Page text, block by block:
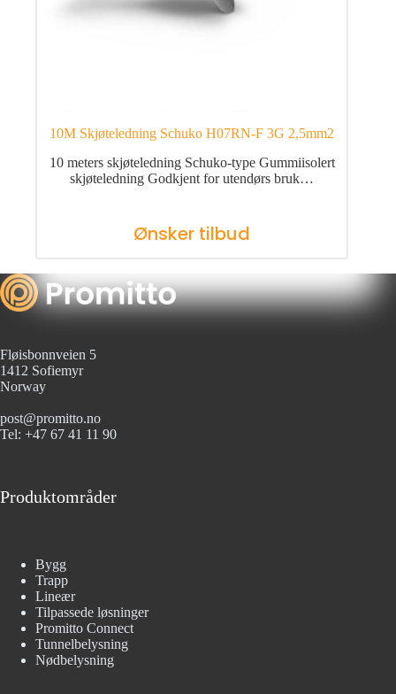
10M Skjøteledning Schuko H07RN-F 3G 2,5mm2
10 meters skjøteledning Schuko-type Gummiisolert
skjøteledning Godkjent for utendørs bruk…
Ønsker tilbud
Fløisbonnveien 5
1412 Sofiemyr
Norway
post@promitto.no
Tel: +47 67 41 11 90
Produktområder
Bygg
Trapp
Lineær
Tilpassede løsninger
Promitto Connect
Tunnelbelysning
Nødbelysning